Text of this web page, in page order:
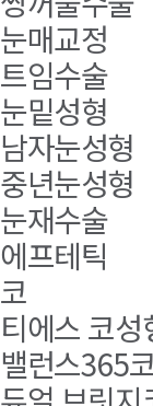
눈매교정
트임수술
눈밑성형
남자눈성형
중년눈성형
눈재수술
에프테틱
코
티에스 코성
밸런스365